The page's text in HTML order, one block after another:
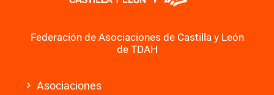
Federación de Asociaciones de Castilla y León
de TDAH
Asociaciones